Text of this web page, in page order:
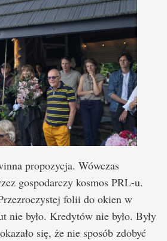
propozycja. Wówczas
gospodarczy kosmos PRL-u.
folii do okien w
nie było. Kredytów nie było. Były
się, że nie sposób zdobyć